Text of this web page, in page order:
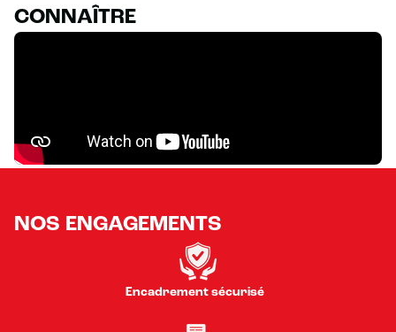
CONNAÎTRE
NOS ENGAGEMENTS
Encadrement sécurisé